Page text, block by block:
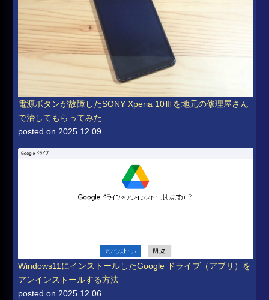
電源ボタンが故障したSONY Xperia 10Ⅲを地元の修理屋さん
で治してもらってみた
posted on 2025.12.09
Windows11にインストールしたGoogle ドライブ（アプリ）を
アンインストールする方法
posted on 2025.12.06